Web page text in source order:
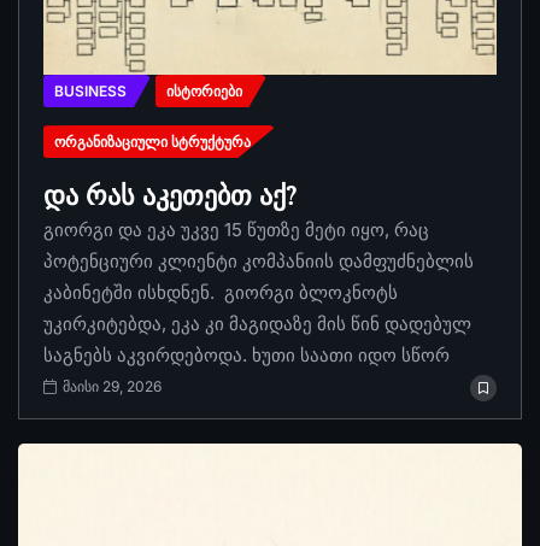
BUSINESS ᲘᲡᲢᲝᲠᲘᲔᲑᲘ
ᲝᲠᲒᲐᲜᲘᲖᲐᲪᲘᲣᲚᲘ ᲡᲢᲠᲣᲥᲢᲣᲠᲐ
და რას აკეთებთ აქ?
გიორგი და ეკა უკვე 15 წუთზე მეტი იყო, რაც
პოტენციური კლიენტი კომპანიის დამფუძნებლის
კაბინეტში ისხდნენ. გიორგი ბლოკნოტს
უკირკიტებდა, ეკა კი მაგიდაზე მის წინ დადებულ
საგნებს აკვირდებოდა. ხუთი საათი იდო სწორ
მაისი 29, 2026